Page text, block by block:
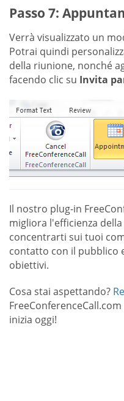
Passo 7:
Verrà visualizzato un
Potrai quindi
della riunione, nonché
facendo clic su Invita
Il nostro plug-in
migliora l'efficienza
concentrarti sui tuoi
contatto con il pubblico
obiettivi.
Cosa stai aspettando?
inizia oggi!